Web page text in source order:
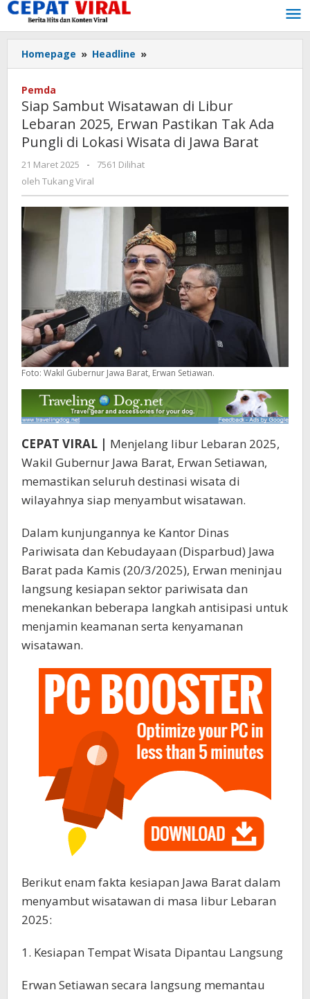
Lewati
konten
Homepage » Headline »
Sambut
Libur
Lebaran
2025,
Ada
di
Lokasi
Wisata
di
Jawa
Barat
Pemda
Siap Sambut Wisatawan di Libur
Lebaran 2025, Erwan Pastikan Tak Ada
Pungli di Lokasi Wisata di Jawa Barat
21 Maret 2025
oleh
Tukang
-
7561 Dilihat
oleh Tukang Viral
Foto: Wakil Gubernur Jawa Barat, Erwan Setiawan.
CEPAT VIRAL | Menjelang libur Lebaran 2025,
Wakil Gubernur Jawa Barat, Erwan Setiawan,
memastikan seluruh destinasi wisata di
wilayahnya siap menyambut wisatawan.
Dalam kunjungannya ke Kantor Dinas
Pariwisata dan Kebudayaan (Disparbud) Jawa
Barat pada Kamis (20/3/2025), Erwan meninjau
langsung kesiapan sektor pariwisata dan
menekankan beberapa langkah antisipasi untuk
menjamin keamanan serta kenyamanan
wisatawan.
Berikut enam fakta kesiapan Jawa Barat dalam
menyambut wisatawan di masa libur Lebaran
2025:
1. Kesiapan Tempat Wisata Dipantau Langsung
Erwan Setiawan secara langsung memantau